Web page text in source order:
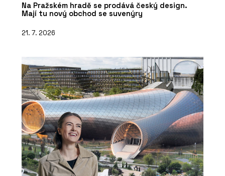
Na Pražském hradě se prodává český design.
Mají tu nový obchod se suvenýry
21. 7. 2026